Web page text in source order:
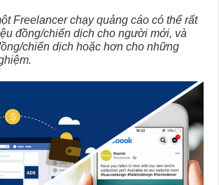
Freelancer chạy quảng cáo có thể rất
đồng/chiến dịch cho người mới, và
chiến dịch hoặc hơn cho những